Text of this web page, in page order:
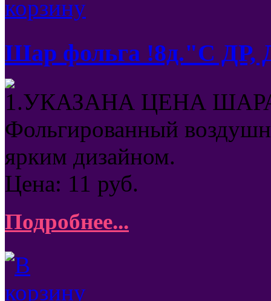
Шар фольга !8д."С ДР,
1.УКАЗАНА ЦЕНА
Фольгированный
ярким дизайном.
Цена: 11 руб.
Подробнее...